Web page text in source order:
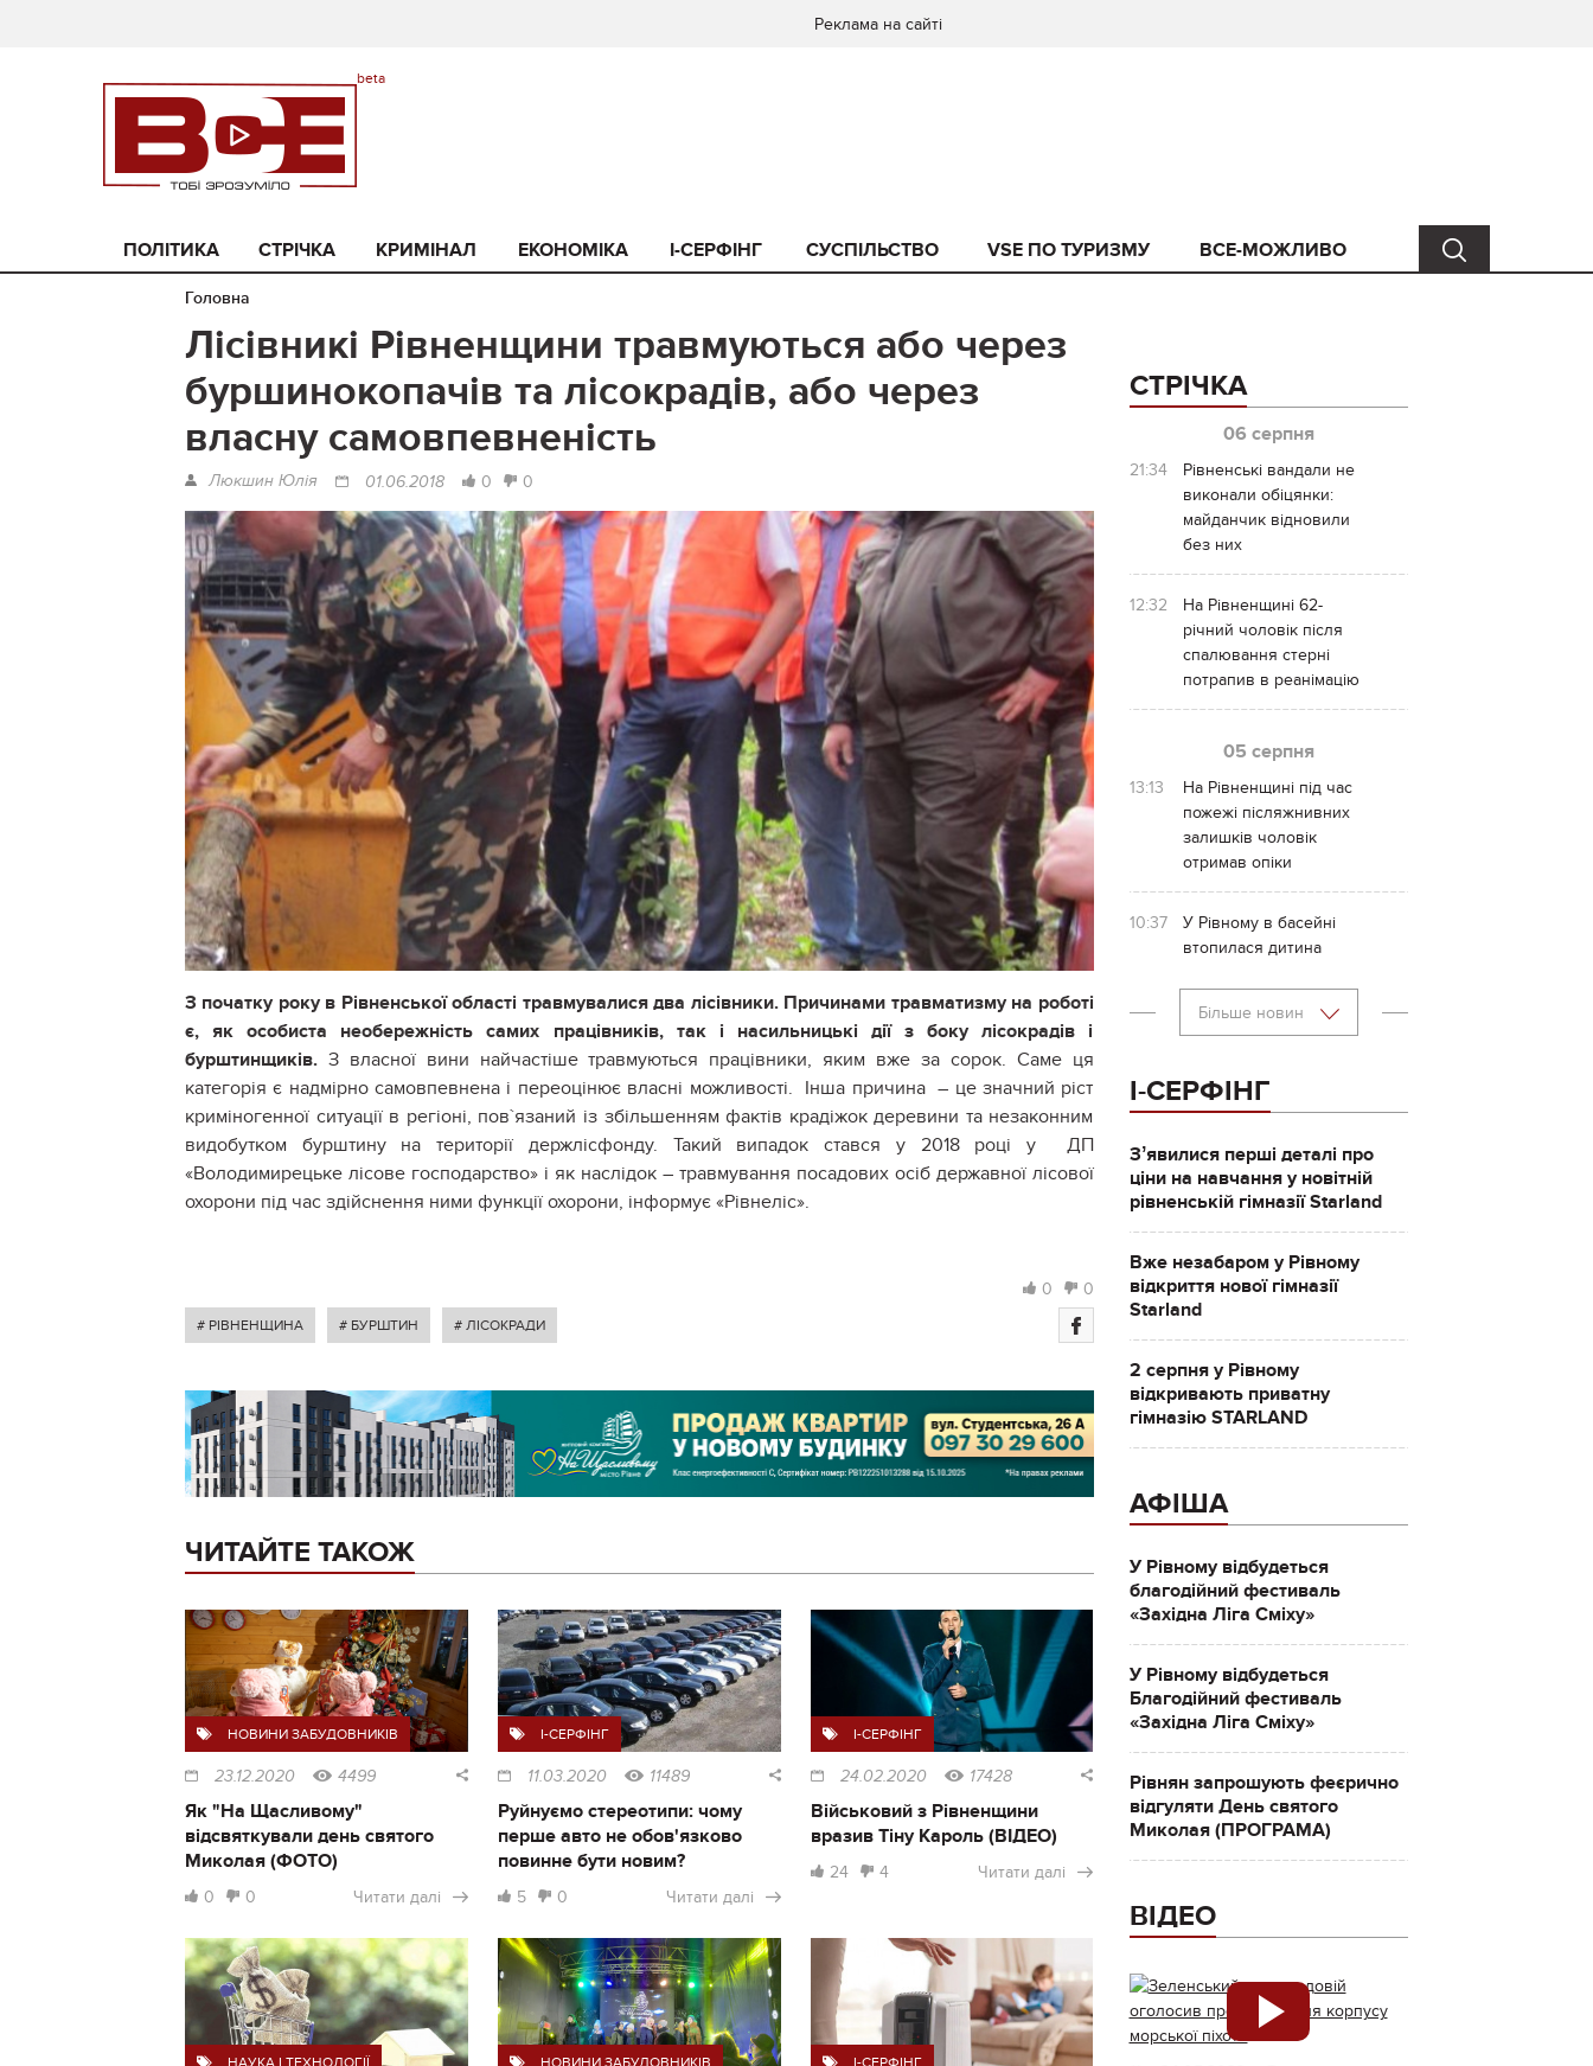
Реклама на сайті
ПОЛІТИКА СТРІЧКА КРИМІНАЛ ЕКОНОМІКА I-СЕРФІНГ СУСПІЛЬСТВО VSE ПО ТУРИЗМУ ВСЕ-МОЖЛИВО
Головна
Лісівникі Рівненщини травмуються або через
буршинокопачів та лісокрадів, або через
власну самовпевненість
Люкшин Юлія 01.06.2018 0 0
З початку року в Рівненської області травмувалися два лісівники. Причинами травматизму на роботі
є, як особиста необережність самих працівників, так і насильницькі дії з боку лісокрадів і
бурштинщиків. З власної вини найчастіше травмуються працівники, яким вже за сорок. Саме ця
категорія є надмірно самовпевнена і переоцінює власні можливості. Інша причина – це значний ріст
криміногенної ситуації в регіоні, пов`язаний із збільшенням фактів крадіжок деревини та незаконним
видобутком бурштину на території держлісфонду. Такий випадок стався у 2018 році у ДП
«Володимирецьке лісове господарство» і як наслідок – травмування посадових осіб державної лісової
охорони під час здійснення ними функції охорони, інформує «Рівнеліс».
0 0
# РІВНЕНЩИНА # БУРШТИН # ЛІСОКРАДИ
ЧИТАЙТЕ ТАКОЖ
НОВИНИ ЗАБУДОВНИКІВ
23.12.2020 4499
Як "На Щасливому"
відсвяткували день святого
Миколая (ФОТО)
0 0 Читати далі
I-СЕРФІНГ
11.03.2020 11489
Руйнуємо стереотипи: чому
перше авто не обов'язково
повинне бути новим?
5 0 Читати далі
I-СЕРФІНГ
24.02.2020 17428
Військовий з Рівненщини
вразив Тіну Кароль (ВІДЕО)
24 4 Читати далі
НАУКА І ТЕХНОЛОГІЇ НОВИНИ ЗАБУДОВНИКІВ I-СЕРФІНГ
СТРІЧКА
06 серпня
21:34
Рівненські вандали не
виконали обіцянки:
майданчик відновили
без них
12:32
На Рівненщині 62-
річний чоловік після
спалювання стерні
потрапив в реанімацію
05 серпня
13:13
На Рівненщині під час
пожежі післяжнивних
залишків чоловік
отримав опіки
10:37
У Рівному в басейні
втопилася дитина
Більше новин
І-СЕРФІНГ
Зʼявилися перші деталі про
ціни на навчання у новітній
рівненській гімназії Starland
Вже незабаром у Рівному
відкриття нової гімназії
Starland
2 серпня у Рівному
відкривають приватну
гімназію STARLAND
АФІША
У Рівному відбудеться
благодійний фестиваль
«Західна Ліга Сміху»
У Рівному відбудеться
Благодійний фестиваль
«Західна Ліга Сміху»
Рівнян запрошують феєрично
відгуляти День святого
Миколая (ПРОГРАМА)
ВІДЕО